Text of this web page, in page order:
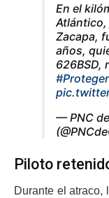
En el
Atlántico,
Zacapa,
años,
626BSD,
— PNC
Piloto
Durante el atraco,